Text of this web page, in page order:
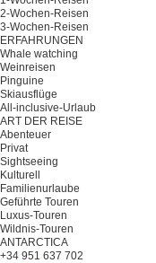
2-Wochen-Reisen
3-Wochen-Reisen
ERFAHRUNGEN
Whale watching
Weinreisen
Pinguine
Skiausflüge
All-inclusive-Urlaub
ART DER REISE
Abenteuer
Privat
Sightseeing
Kulturell
Familienurlaube
Geführte Touren
Luxus-Touren
Wildnis-Touren
ANTARCTICA
+34 951 637 702